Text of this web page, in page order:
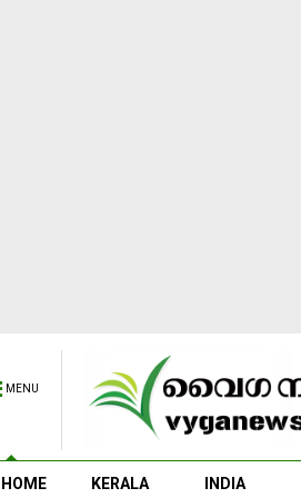
MENU
HOME KERALA INDIA